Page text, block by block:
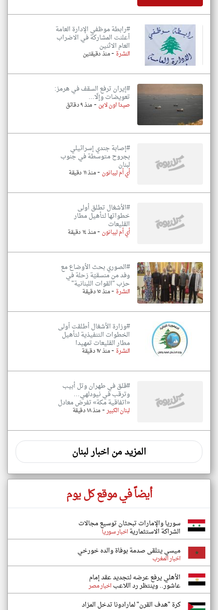
#رابطة موظفي الإدارة العامة
أعلنت المشاركة في الاضراب
العام الاثنين
النشرة -منذ دقيقتين
#إيران ترفع السقف في هرمز:
تعويضات وإلّا...
صيدا اون لاين -منذ ٩ دقائق
#إصابة جندي إسرائيلي
بجروح متوسطة في جنوب
لبنان
أي أم ليبانون -منذ ١١ دقيقة
#الأشغال تطلق أولى
خطواتها لتأهيل مطار
القليعات
أي أم ليبانون -منذ ١٤ دقيقة
#الصوري بحث الأوضاع مع
وفد من منسقيّة زحلة في
حزب "القوات اللبنانية"
النشرة -منذ ١٥ دقيقة
#وزارة الأشغال أطلقت أولى
الخطوات التنفيذية لتأهيل
مطار القليعات تمهيدا
النشرة -منذ ١٧ دقيقة
#قلق في طهران وتل أبيب
وترقب في نيودلهي…
«اتفاقية مكة» تفرض معادل
لبنان الكبير-منذ ١٨ دقيقة
المزيد من اخبار لبنان
أيضاً في موقع كل يوم
سوريا والإمارات تبحثان توسيع مجالات
الشراكة الاستثماريةاخبار سوريا
ميسي يتلقى صدمة بوفاة والده خورخي
اخبار المغرب
الأهلي يرفع عرضه لتجديد عقد إمام
عاشور.. وينتظر رد اللاعباخبار مصر
كرة "هدف القرن" لمارادونا تدخل المزاد